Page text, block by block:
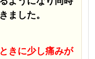
ました。
きに少し痛みが